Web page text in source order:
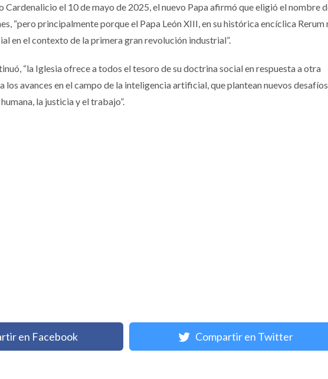
Cardenalicio el 10 de mayo de 2025, el nuevo Papa afirmó que eligió el nombre
“pero principalmente porque el Papa León XIII, en su histórica encíclica Rerum
en el contexto de la primera gran revolución industrial”.
“la Iglesia ofrece a todos el tesoro de su doctrina social en respuesta a otra
los avances en el campo de la inteligencia artificial, que plantean nuevos
la justicia y el trabajo”.
en Facebook Compartir en Twitter